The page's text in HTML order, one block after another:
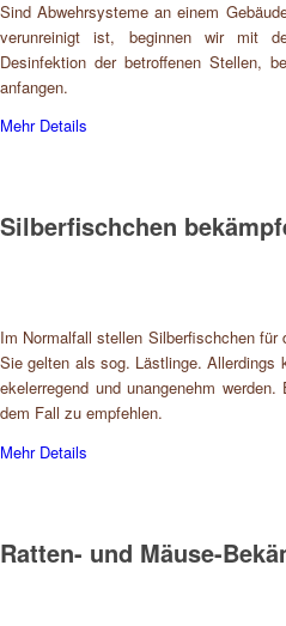
Sind Abwehrsysteme an einem
verunreinigt ist, beginnen wir mit
Desinfektion der betroffenen Stellen,
anfangen.
Mehr Details
Silberfischchen
Im Normalfall stellen Silberfischchen für
Sie gelten als sog. Lästlinge. Allerdings
ekelerregend und unangenehm
dem Fall zu empfehlen.
Mehr Details
Ratten- und Mäuse-